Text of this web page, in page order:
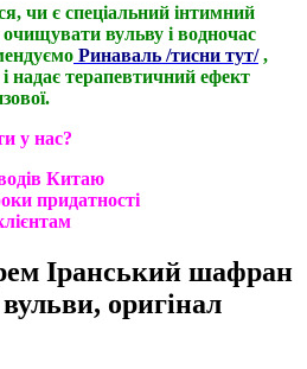
чи є спеціальний інтимний
вульву і водночас
Ринаваль /тисни тут/,
надає терапевтичний ефект
у нас?
Китаю
придатності
Іранський шафран
оригінал